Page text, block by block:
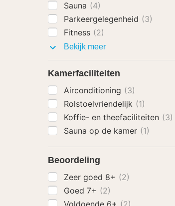
Sauna (4)
Parkeergelegenheid (3)
Fitness (2)
Bekijk meerFaciliteiten
Kamerfaciliteiten
Airconditioning (3)
Rolstoelvriendelijk (1)
Koffie- en theefaciliteiten (3)
Sauna op de kamer (1)
Beoordeling
Zeer goed 8+ (2)
Goed 7+ (2)
Voldoende 6+ (2)